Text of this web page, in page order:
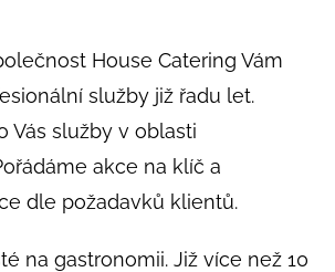
House Catering Vám
služby již řadu let.
Vás služby v oblasti
akce na klíč a
dle požadavků klientů.
na gastronomii. Již více než 10